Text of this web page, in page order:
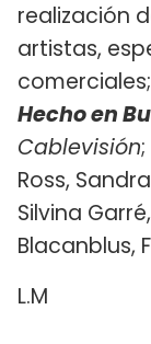
realización
artistas,
Hecho en
Cablevisión
Ross,
Silvina
Blacanblus,
L.M